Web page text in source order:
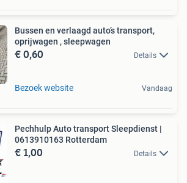
Bussen en verlaagd auto’s transport,
oprijwagen , sleepwagen
€ 0,60 Details
Bezoek website Vandaag
Pechhulp Auto transport Sleepdienst |
0613910163 Rotterdam
€ 1,00 Details